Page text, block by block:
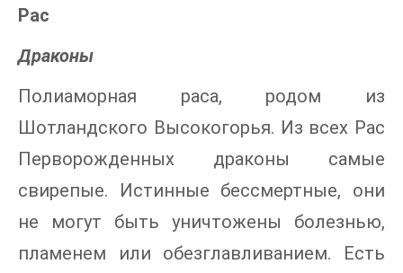
Рас
Драконы
Полиаморная раса, родом из
Шотландского Высокогорья. Из всех Рас
Перворожденных драконы самые
свирепые. Истинные бессмертные, они
не могут быть уничтожены болезнью,
пламенем или обезглавливанием. Есть